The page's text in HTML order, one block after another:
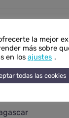
la mejor
más sobre
en los ajustes .
todas las cookies